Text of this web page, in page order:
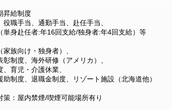
昇給制度
役職手当、通勤手当、赴任手当、
単身赴任者:年16回支給/独身者:年4回支給）等
家族向け・独身者）、
彰制度、海外研修（アメリカ）、
、育児・介護休業、
助制度、退職金制度、リゾート施設（北海道他）
策：屋内禁煙/喫煙可能場所有り